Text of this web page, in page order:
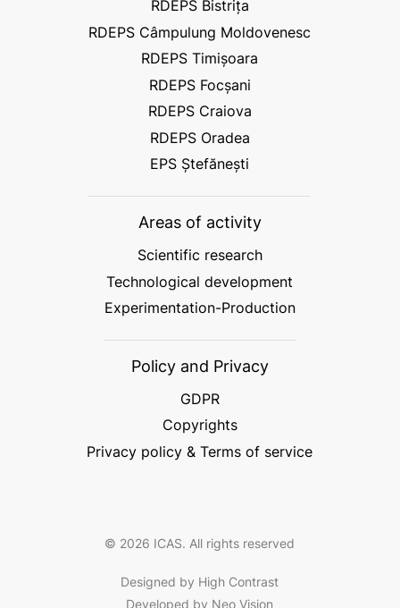
RDEPS Bistrița
RDEPS Câmpulung Moldovenesc
RDEPS Timișoara
RDEPS Focșani
RDEPS Craiova
RDEPS Oradea
EPS Ștefănești
Areas of activity
Scientific research
Technological development
Experimentation-Production
Policy and Privacy
GDPR
Copyrights
Privacy policy & Terms of service
© 2026 ICAS. All rights reserved
Designed by High Contrast
Developed by Neo Vision